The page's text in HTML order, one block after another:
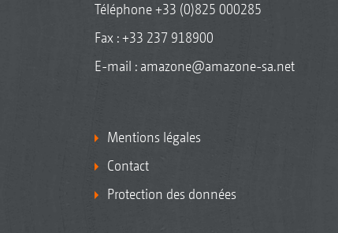
Téléphone+33 (0)825 000285
Fax : +33 237 918900
E-mail : amazone@amazone-sa.net
Mentions légales
Contact
Protection des données